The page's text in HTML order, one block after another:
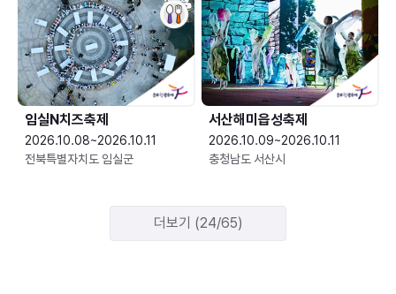
임실N치즈축제
2026.10.08~2026.10.11
전북특별자치도 임실군
서산해미읍성축제
2026.10.09~2026.10.11
충청남도 서산시
더보기 (24/65)